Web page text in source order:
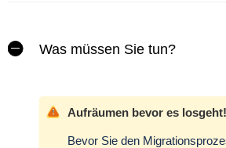
Was müssen Sie tun?
Aufräumen bevor es losgeht!
Bevor Sie den